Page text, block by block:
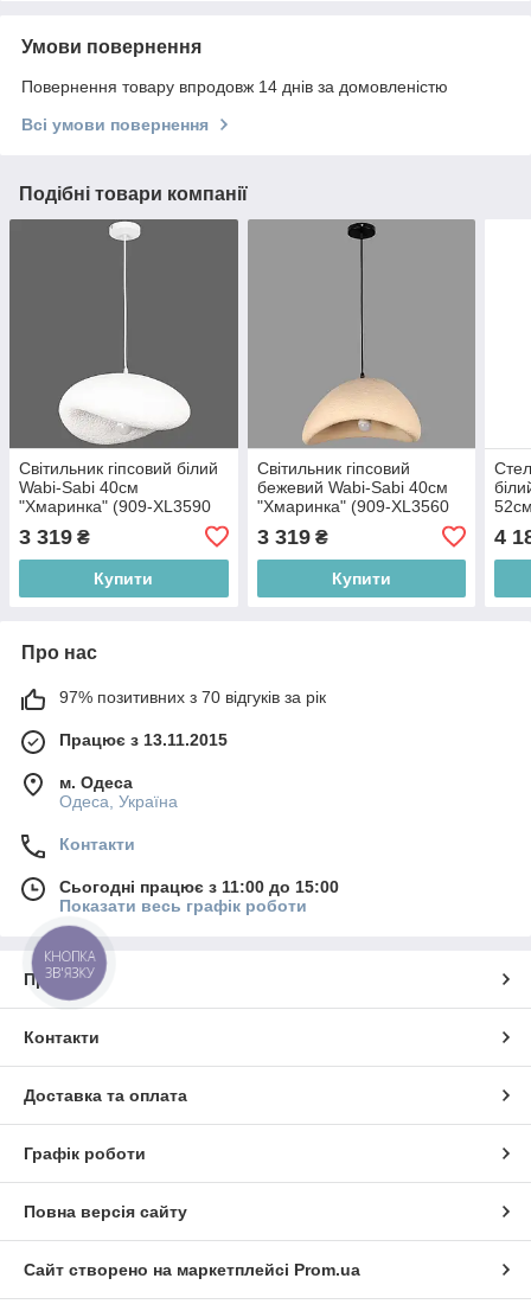
Умови повернення
Повернення товару впродовж 14 днів за домовленістю
Всі умови повернення
Подібні товари компанії
Світильник гіпсовий білий
Wabi-Sabi 40см
"Хмаринка" (909-XL3590
3 319 ₴
Купити
Світильник гіпсовий
бежевий Wabi-Sabi 40см
"Хмаринка" (909-XL3560
3 319₴
Купити
4
Про нас
97% позитивних з 70 відгуків за рік
Працює з 13.11.2015
м. Одеса
Одеса, Україна
Контакти
Сьогодні працює з 11:00 до 15:00
Показати весь графік роботи
Про нас
Контакти
Доставка та оплата
Графік роботи
Повна версія сайту
Сайт створено на маркетплейсі Prom.ua
КНОПКА
ЗВ'ЯЗКУ